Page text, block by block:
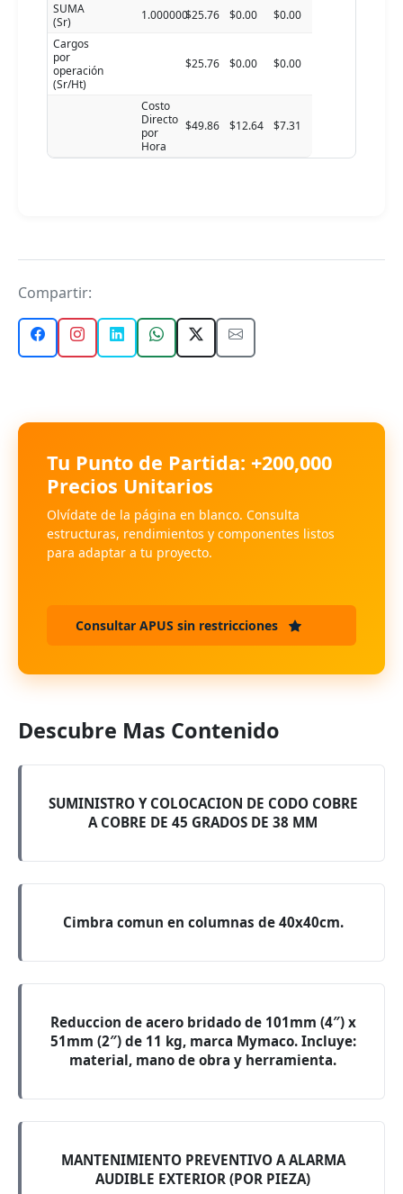
SUMA
(Sr)
1.000000$25.76 $0.00
$0.00
Cargos
por
operación
(Sr/Ht)
$25.76 $0.00 $0.00
Costo
Directo
por
Hora
$49.86 $12.64 $7.31
Compartir:
Tu Punto de Partida: +200,000
Precios Unitarios
Olvídate de la página en blanco. Consulta
estructuras, rendimientos y componentes listos
para adaptar a tu proyecto.
Consultar APUS sin restricciones
Descubre Mas Contenido
SUMINISTRO Y COLOCACION DE CODO COBRE
A COBRE DE 45 GRADOS DE 38 MM
Cimbra comun en columnas de 40x40cm.
Reduccion de acero bridado de 101mm (4″) x
51mm (2″) de 11 kg, marca Mymaco. Incluye:
material, mano de obra y herramienta.
MANTENIMIENTO PREVENTIVO A ALARMA
AUDIBLE EXTERIOR (POR PIEZA)